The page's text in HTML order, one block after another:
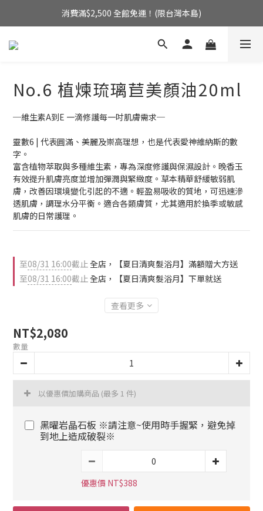
消費滿$2,500 全館免運！(限台灣本島)
消費滿$2,500 全館免運！(限台灣本島)
來自英國的天然療癒系香氛
No.6 植煉琉璃苣美顏油20ml
─維生素A到E 一滴修護每一吋肌膚需求─
靈數6 | 代表圓滿、美麗及崇高理想，也是代表愛神維納斯的數
字。
富含植物萃取與多種維生素，專為深度修護與保濕設計。晚香玉
有效提升肌膚亮度並增加彈潤與緊緻度。草本精華舒緩敏弱肌
膚，改善因環境變化引起的不適。輕盈易吸收的質地，可迅速滲
透肌膚，調理水分平衡。適合各類膚質，尤其適用於換季或敏感
肌膚的日常護理。
至08/31 16:00截止全店，【夏日清爽髮浴月】滿額贈大方送
至08/31 16:00截止全店，【夏日清爽髮浴月】下單就送
查看更多
NT$2,080
數量
以優惠價加購商品 (最多 1 件)
黑曜岩晶石板 ※請注意~使用時手握緊，避免掉
到地上造成破裂※
優惠價 NT$388